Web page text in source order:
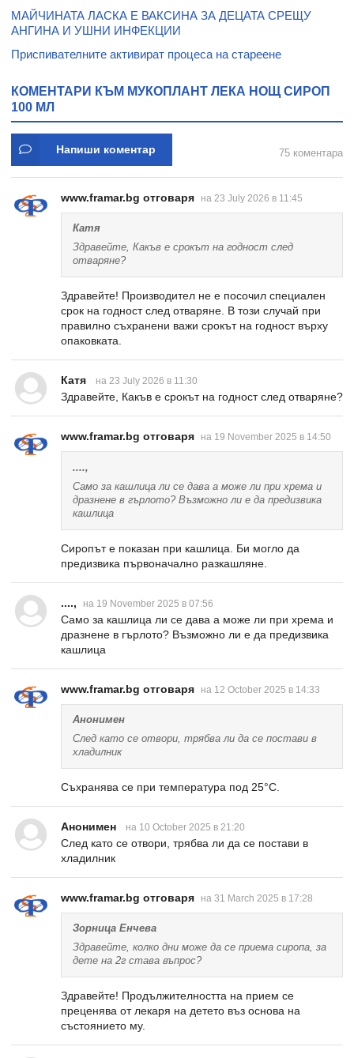
МАЙЧИНАТА ЛАСКА Е ВАКСИНА ЗА ДЕЦАТА СРЕЩУ
АНГИНА И УШНИ ИНФЕКЦИИ
Приспивателните активират процеса на стареене
КОМЕНТАРИ КЪМ МУКОПЛАНТ ЛЕКА НОЩ СИРОП
100 МЛ
Напиши коментар 75 коментара
www.framar.bg отговаря на 23 July 2026 в 11:45
Катя
Здравейте, Какъв е срокът на годност след
отваряне?
Здравейте! Производител не е посочил специален
срок на годност след отваряне. В този случай при
правилно съхранени важи срокът на годност върху
опаковката.
Катя на 23 July 2026 в 11:30
Здравейте, Какъв е срокът на годност след отваряне?
www.framar.bg отговаря на 19 November 2025 в 14:50
....,
Само за кашлица ли се дава а може ли при хрема и
дразнене в гърлото? Възможно ли е да предизвика
кашлица
Сиропът е показан при кашлица. Би могло да
предизвика първоначално разкашляне.
...., на 19 November 2025 в 07:56
Само за кашлица ли се дава а може ли при хрема и
дразнене в гърлото? Възможно ли е да предизвика
кашлица
www.framar.bg отговаря на 12 October 2025 в 14:33
Анонимен
След като се отвори, трябва ли да се постави в
хладилник
Съхранява се при температура под 25°С.
Анонимен на 10 October 2025 в 21:20
След като се отвори, трябва ли да се постави в
хладилник
www.framar.bg отговаря на 31 March 2025 в 17:28
Зорница Енчева
Здравейте, колко дни може да се приема сиропа, за
дете на 2г става въпрос?
Здравейте! Продължителността на прием се
преценява от лекаря на детето въз основа на
състоянието му.